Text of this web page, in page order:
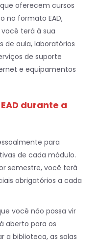
oferecem cursos
no formato EAD,
você terá à sua
de aula, laboratórios
de suporte
e equipamentos
durante a
para
de cada módulo.
semestre, você terá
obrigatórios a cada
você não possa vir
aberto para os
a biblioteca, as salas